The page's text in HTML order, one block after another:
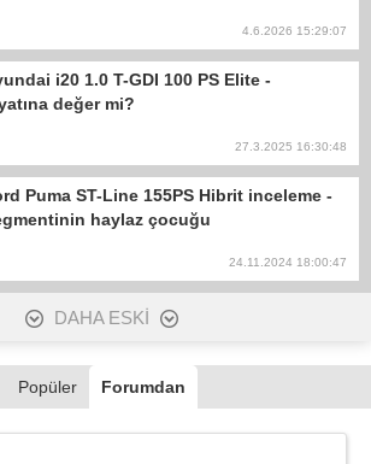
4.6.2026 15:29:07
i20 1.0 T-GDI 100 PS Elite -
değer mi?
27.3.2025 16:30:48
Puma ST-Line 155PS Hibrit inceleme -
haylaz çocuğu
24.11.2024 18:00:47
DAHA ESKİ
Popüler Forumdan